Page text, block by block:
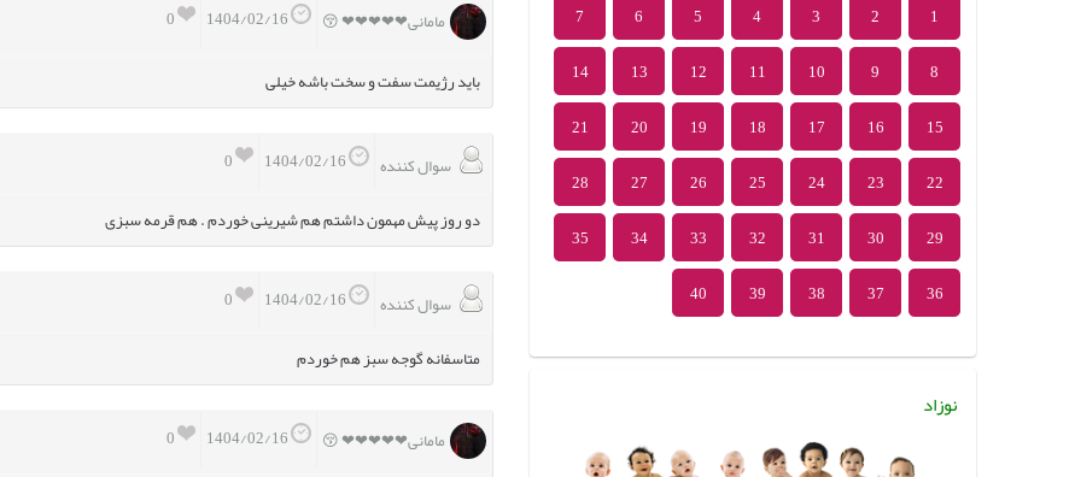
0
مامانی❤❤❤❤❤ 😚
باید رژیمت سفت و سخت باشه خیلی
0
سوال کننده
دو روز پیش مهمون داشتم هم شیرینی خوردم . هم قرمه سبزی
0
سوال کننده
متاسفانه گوجه سبز هم خوردم
0
مامانی❤❤❤❤❤ 😚
1
2
3
4
5
6
7
8
9
10
11
12
13
14
15
16
17
18
19
20
21
22
23
24
25
26
27
28
29
30
31
32
33
34
35
36
37
38
39
40
نوزاد